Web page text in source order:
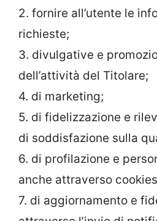
2. fornire all’utente le
richieste;
3. divulgative e
dell’attività del Titolare;
4. di marketing;
5. di fidelizzazione e
di soddisfazione sulla
6. di profilazione e
anche attraverso
7. di aggiornamento e